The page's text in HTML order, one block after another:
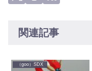
関連記事
（goo）SDX